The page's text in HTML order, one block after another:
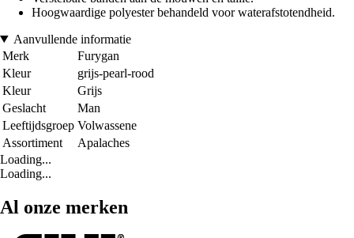
Hoogwaardige polyester behandeld voor waterafstotendheid.
Aanvullende informatie
Merk
Furygan
Kleur
grijs-pearl-rood
Kleur
Grijs
Geslacht
Man
Leeftijdsgroep Volwassene
Assortiment
Apalaches
Loading...
Loading...
Al onze merken